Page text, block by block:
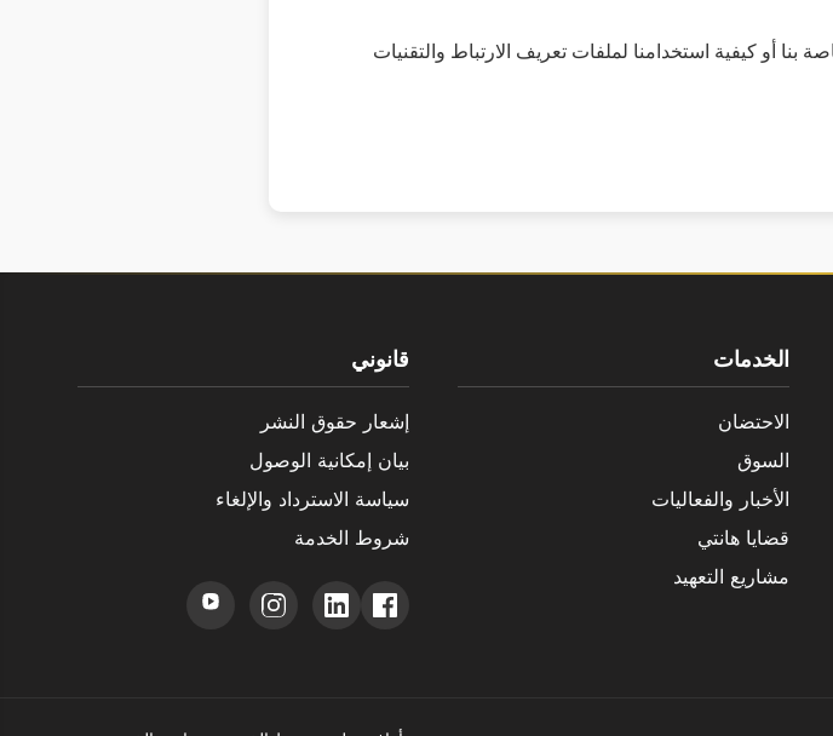
أو كيفية استخدامنا لملفات تعريف الارتباط والتقنيات
الخدمات
الاحتضان
السوق
الأخبار والفعاليات
قضايا هانتي
مشاريع التعهيد
قانوني
إشعار حقوق النشر
بيان إمكانية الوصول
سياسة الاسترداد والإلغاء
شروط الخدمة